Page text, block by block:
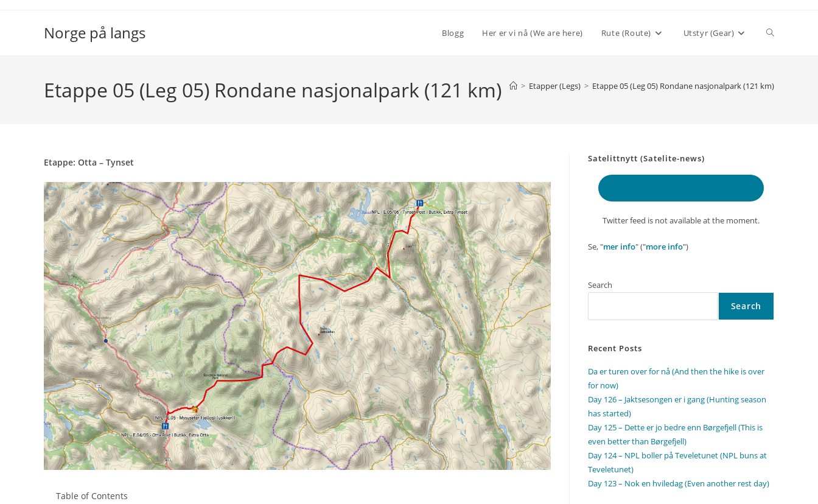
Norge på langs Blogg Her er vi nå (We are here) Rute (Route) Utstyr (Gear) Toggle
Etappe 05 (Leg 05) Rondane nasjonalpark (121 km) > Etapper (Legs) > Etappe 05 (Leg 05) Rondane nasjonalpark (121 km)
Etappe: Otta – Tynset
Table of Contents
Satelittnytt (Satelite-news)
Twitter feed is not available at the moment.
Se, "mer info" ("more info")
Search
Search
Recent Posts
Da er turen over for nå (And then the hike is over
for now)
Day 126 – Jaktsesongen er i gang (Hunting season
has started)
Day 125 – Dette er jo bedre enn Børgefjell (This is
even better than Børgefjell)
Day 124 – NPL boller på Teveletunet (NPL buns at
Teveletunet)
Day 123 – Nok en hviledag (Even another rest day)